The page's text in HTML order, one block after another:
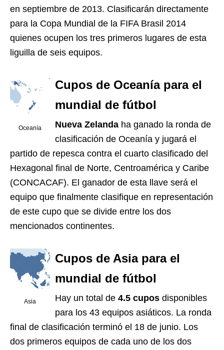
en septiembre de 2013. Clasificarán directamente
para la Copa Mundial de la FIFA Brasil 2014
quienes ocupen los tres primeros lugares de esta
liguilla de seis equipos.
Oceanía
Cupos de Oceanía para el
mundial de fútbol
Nueva Zelanda ha ganado la ronda de
clasificación de Oceanía y jugará el
partido de repesca contra el cuarto clasificado del
Hexagonal final de Norte, Centroamérica y Caribe
(CONCACAF). El ganador de esta llave será el
equipo que finalmente clasifique en representación
de este cupo que se divide entre los dos
mencionados continentes.
Asia
Cupos de Asia para el
mundial de fútbol
Hay un total de 4.5 cupos disponibles
para los 43 equipos asiáticos. La ronda
final de clasificación terminó el 18 de junio. Los
dos primeros equipos de cada uno de los dos